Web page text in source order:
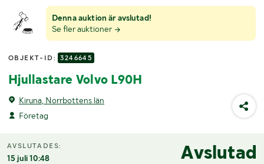
Denna auktion är avslutad!
Se fler auktioner
OBJEKT-ID: 3246645
Hjullastare Volvo L90H
Kiruna, Norrbottens län
Företag
AVSLUTADES:
15 juli 10:48 Avslutad